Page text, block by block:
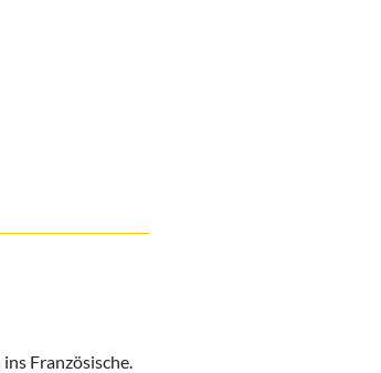
Französische.